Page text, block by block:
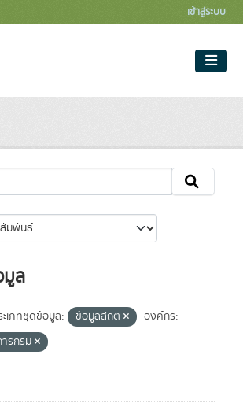
เข้าสู่ระบบ
ล
ะเภทชุดข้อมูล: ข้อมูลสถิติ
องค์กร:
รกรม